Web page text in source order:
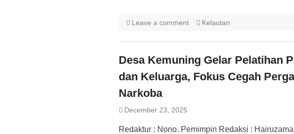
Leave a comment Kelautan
Desa Kemuning Gelar Pelatihan
dan Keluarga, Fokus Cegah
Narkoba
December 23, 2025
Redaktur : Nono. Pemimpin Redaksi :